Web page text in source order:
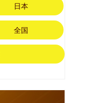
日本
全国